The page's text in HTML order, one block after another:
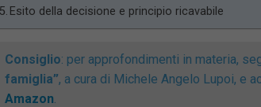
Esito della decisione e principio ricavabile
Consiglio: per approfondimenti in materia,
famiglia”, a cura di Michele Angelo Lupoi, e
Amazon.